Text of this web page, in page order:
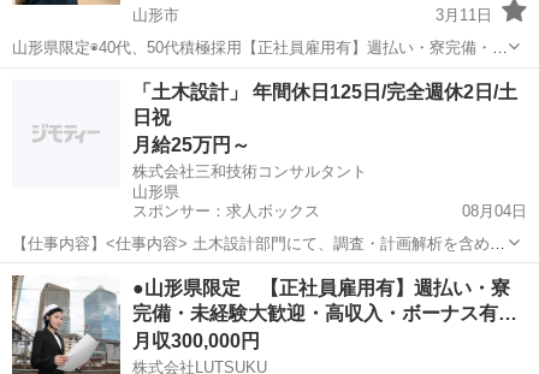
山形市
3月11日
山形県限定◉40代、50代積極採用【正社員雇用有】週払い・寮完備・未
経験大歓迎・高収入・ボーナス有・入社祝い金有り 元気な50代が多数
活躍中！ 若い世代に負けない経験と知識と、衰えないやる気！ 年齢に
関係な...
鳶職 50代
「土木設計」 年間休日125日/完全週休2日/土
日祝
月給25万円～
株式会社三和技術コンサルタント
山形県
スポンサー：求人ボックス
08月04日
【仕事内容】<仕事内容> 土木設計部門にて、調査・計画解析を含めた
土木設計業務を行います。 経験・スキルに応じた業務をお任せしま
す。 河川付属物の設計 地すべり・急傾斜地・雪崩対策の施設設計、砂
防ダムの設計 交通量推定、道路設計、...
正社員
●山形県限定 【正社員雇用有】週払い・寮
完備・未経験大歓迎・高収入・ボーナス有…
月収300,000円
株式会社LUTSUKU